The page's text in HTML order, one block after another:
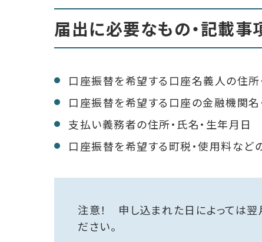
届出に必要なもの・記載事
口座振替を希望する口座名義人の住所
口座振替を希望する口座の金融機関名
支払い義務者の住所・氏名・生年月日
口座振替を希望する町税・使用料など
注意！ 申し込まれた日によっては翌
ださい。